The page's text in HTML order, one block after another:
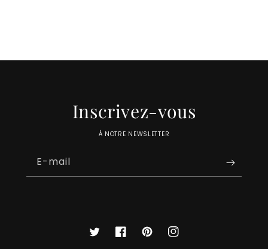
Inscrivez-vous
À NOTRE NEWSLETTER
E-mail
TwitterFacebookPinterestInstagram